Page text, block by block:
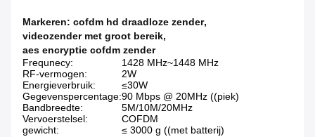
Markeren: cofdm hd draadloze zender,
videozender met groot bereik,
aes encryptie cofdm zender
Frequnecy:
1428 MHz~1448 MHz
RF-vermogen:
2W
Energieverbruik:
≤30W
Gegevenspercentage:90 Mbps @ 20MHz ((piek)
Bandbreedte:
5M/10M/20MHz
Vervoerstelsel:
COFDM
gewicht:
≤ 3000 g ((met batterij)